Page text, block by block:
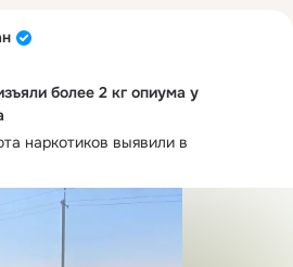
более 2 кг опиума у
наркотиков выявили в
области, сообщает СГБ.
23-летнего гражданина
в автомобиле Cobalt,
наркотическое вещество ранее